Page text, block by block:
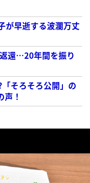
が早逝する波瀾万丈
還…20年間を振り
そろそろ公開」の
！